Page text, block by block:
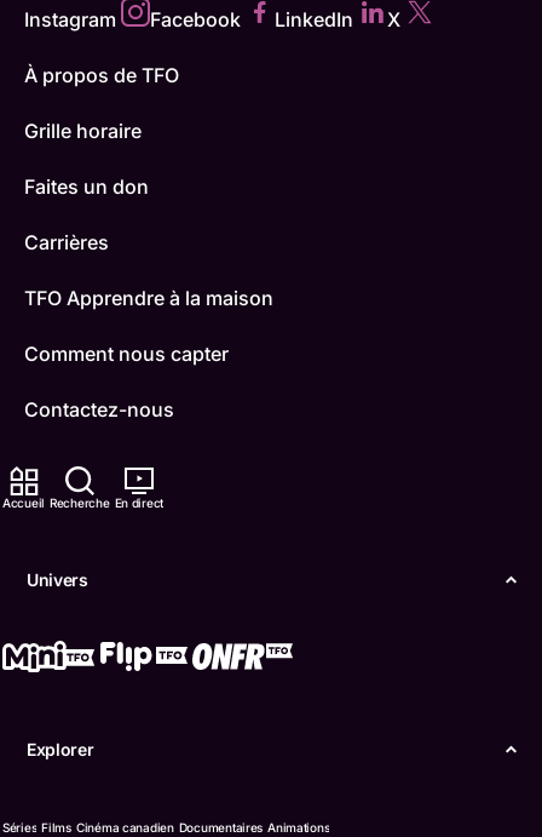
Accueil Recherche En direct
Univers
Explorer
Séries Films Cinéma canadien Documentaires Animations
Instagram Facebook LinkedIn X
À propos de TFO
Grille horaire
Faites un don
Carrières
TFO Apprendre à la maison
Comment nous capter
Contactez-nous
ONFR
Boukili
Confidentialité
langue française de l’Ontario (TFO) - 2026